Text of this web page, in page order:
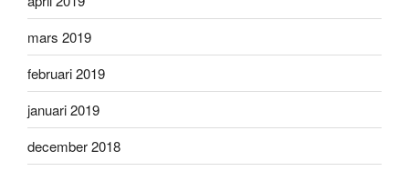
mars 2019
februari 2019
januari 2019
december 2018